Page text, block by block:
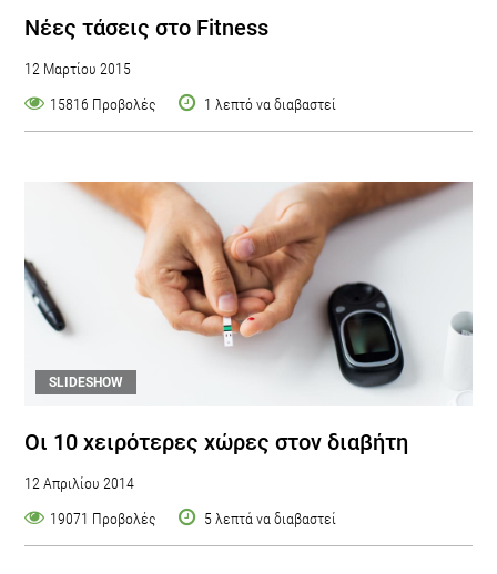
Νέες τάσεις στο Fitness
12 Μαρτίου 2015
15816 Προβολές
1 λεπτό να διαβαστεί
SLIDESHOW
Οι 10 χειρότερες χώρες στον διαβήτη
12 Απριλίου 2014
19071 Προβολές
5 λεπτά να διαβαστεί